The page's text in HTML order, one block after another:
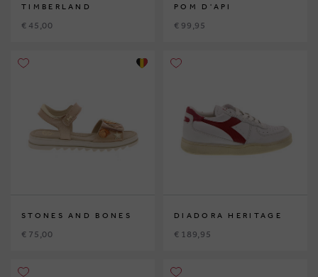
TIMBERLAND
€ 45,00
POM D'API
€ 99,95
STONES AND BONES
€ 75,00
DIADORA HERITAGE
€ 189,95